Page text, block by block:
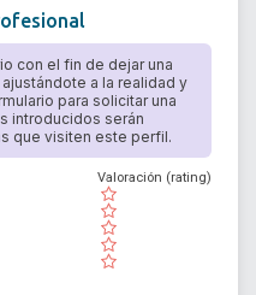
con el fin de dejar una
a la realidad y
para solicitar una
introducidos serán
que visiten este perfil.
( )
( )
( )
( )
( )
Valoración (rating)